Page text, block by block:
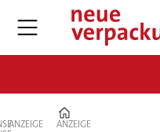
ANZEIGE ANZEIGE